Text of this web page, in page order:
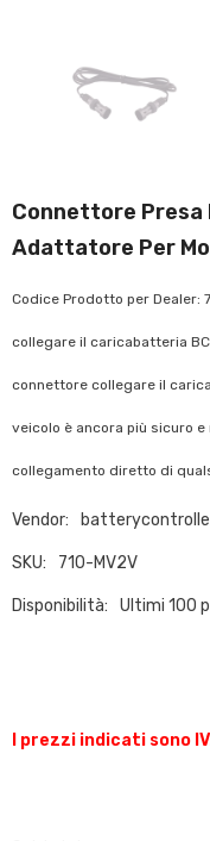
Connettore Presa
Adattatore Per
Codice Prodotto per Dealer:
collegare il caricabatteria
connettore collegare il
veicolo è ancora più sicuro
collegamento diretto di
Vendor:
SKU: 710-MV2V
Disponibilità: Ultimi 100
I prezzi indicati sono